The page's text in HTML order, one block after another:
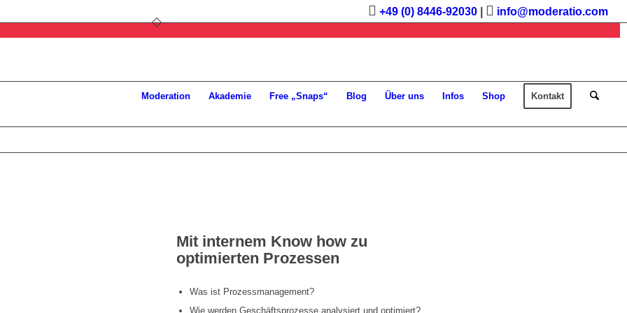
+49 (0) 8446-92030 info@moderatio.com
Moderation Akademie Free „Snaps“ Blog Über uns Infos Shop Kontakt
Mit internem Know how zu
optimierten Prozessen
Was ist Prozessmanagement?
Wie werden Geschäftsprozesse analysiert und optimiert?